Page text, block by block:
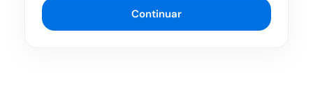
Continuar